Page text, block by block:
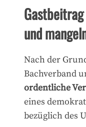
und
Nach der
Bachverband
ordentliche
eines
bezüglich des